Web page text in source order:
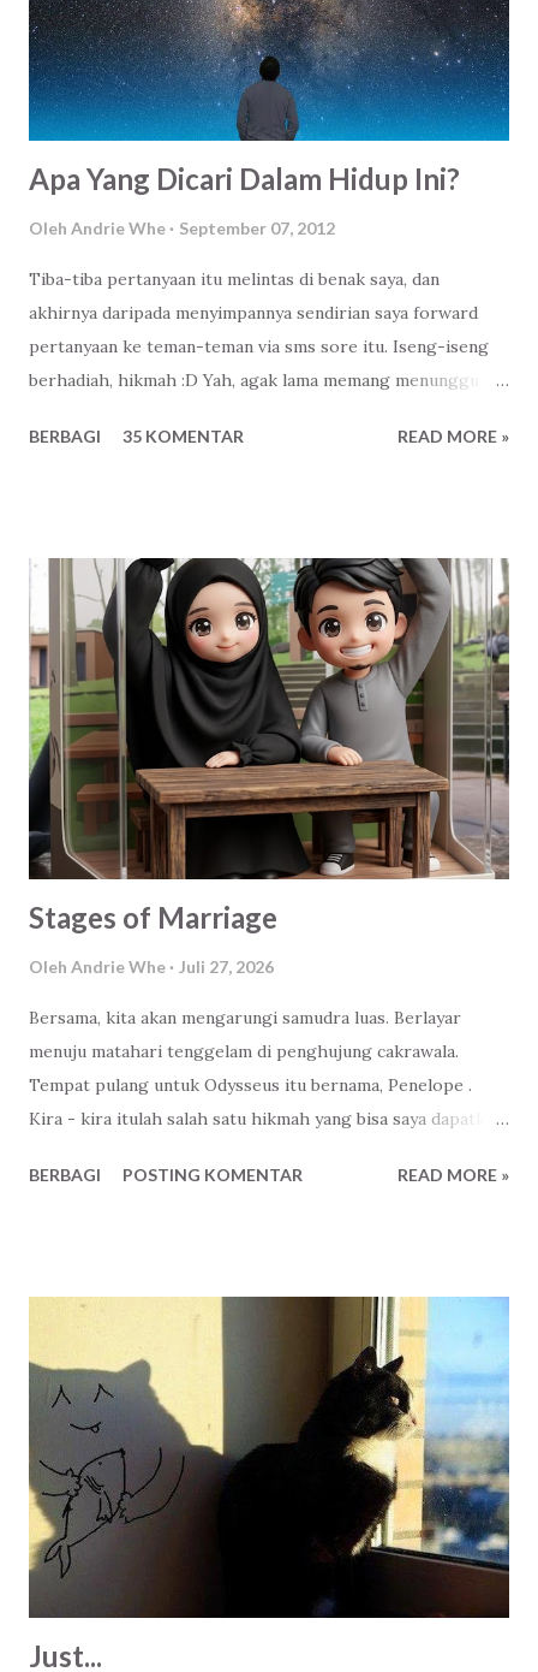
baik grup dan halaman fanspagenya dan tidak ketinggalan
twitternya. Lalu singkat cerita dengan berani dan agak ragu
saya mengisi form pendaftaran tanda akan hadir disana, di
acara Ulang Tahun ke...
Apa Yang Dicari Dalam Hidup Ini?
Oleh Andrie Whe September 07, 2012
Tiba-tiba pertanyaan itu melintas di benak saya, dan
akhirnya daripada menyimpannya sendirian saya forward
pertanyaan ke teman-teman via sms sore itu. Iseng-iseng
berhadiah, hikmah :D Yah, agak lama memang menunggu
mungkin teman-teman saya mulai berpikir apa yang paling
yaa :v Anonymous I : Kebahagiaan Anonymous II : Dimana
aku bisa menemukan cinta sejati dari wanita yang sholeha
yang bisa selalu mengingatkan kalo aku salah/khilaf. Yang
bisa membimbing aku menjadi suami yang sholeh untuk
keluargaku. Anonymous III : Ketenangan hati Anonymous IV
: Rizki dari Yang Maha Kuasa Jawaban yang beragam bukan?
Jawaban-jawaban itu menurut analisis saya sebagai pakar
bla-bla-bla :D . Datang dari latar belakang, situasi dan
kondisi teman-tema...
BERBAGI 35 KOMENTAR READ MORE »
Stages of Marriage
Oleh Andrie Whe Juli 27, 2026
Bersama, kita akan mengarungi samudra luas. Berlayar
menuju matahari tenggelam di penghujung cakrawala.
Tempat pulang untuk Odysseus itu bernama, Penelope .
Kira - kira itulah salah satu hikmah yang bisa saya dapatkan
lebih tiga jam. Untungnya, tanpa direncanakan dan sudah
seperti Penelope. Semingguan ini saya diingatkan lagi
tentang makna pernikahan, apa itu ikatan. Baik dari internal
maupun eksternal. Ada yang baru saja ditinggal meninggal.
Ada yang baru memulai perjalanan. Ada yang sedang lucu-
lucunya merawat anak titipan Tuhan. Ada yang berpisah
karena ternyata berbeda tujuan. Ada juga yang baru memulai
dari awal setelah berpisah, lalu bersama dengan jiwa yang
baru dikenal. Ada juga yang masih dalam tahap penantian.
BERBAGI POSTING KOMENTAR READ MORE »
Just...